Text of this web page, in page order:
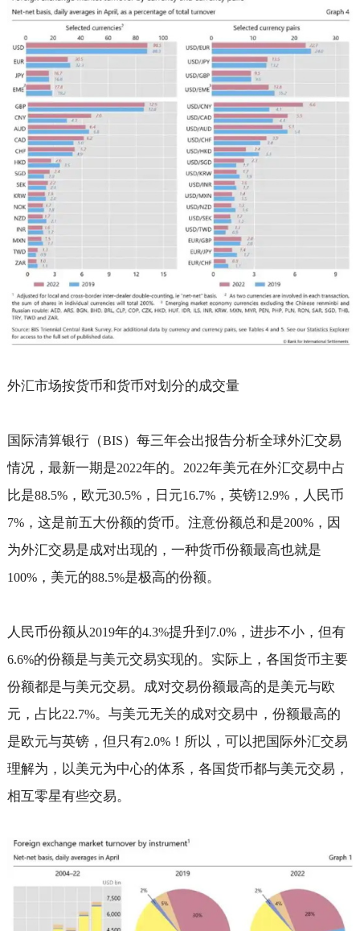
外汇市场按货币和货币对划分的成交量
国际清算银行（BIS）每三年会出报告分析全球外汇交易
情况，最新一期是2022年的。 2022年美元在外汇交易中占
比是88.5%，欧元30.5%，日元16.7%，英镑12.9%，人民币
7%，这是前五大份额的货币。注意份额总和是200%，因
为外汇交易是成对出现的，一种货币份额最高也就是
100%，美元的88.5%是极高的份额。
人民币份额从2019年的4.3%提升到 7.0%，进步不小，但有
6.6%的份额是与美元交易实现的。实际上，各国货币主要
份额都是与美元交易。成对交易份额最高的是美元与欧
元，占比22.7%。与美元无关的成对交易中，份额最高的
是欧元与英镑，但只有2.0%！所以，可以把国际外汇交易
理解为，以美元为中心的体系，各国货币都与美元交易，
相互零星有些交易。